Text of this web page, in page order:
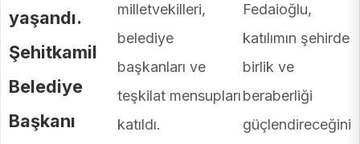
yaşandı.
Şehitkamil
Belediye
Başkanı
milletvekilleri,
belediye
başkanları ve
teşkilat mensupları
katıldı.
Fedaioğlu,
katılımın şehirde
birlik ve
beraberliği
güçlendireceğini